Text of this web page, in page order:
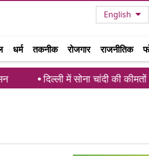
English
धर्म तकनीक रोजगार राजनीतिक
दिल्ली में सोना चांदी की